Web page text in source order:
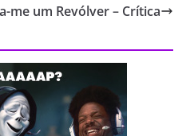
me um Revólver – Crítica